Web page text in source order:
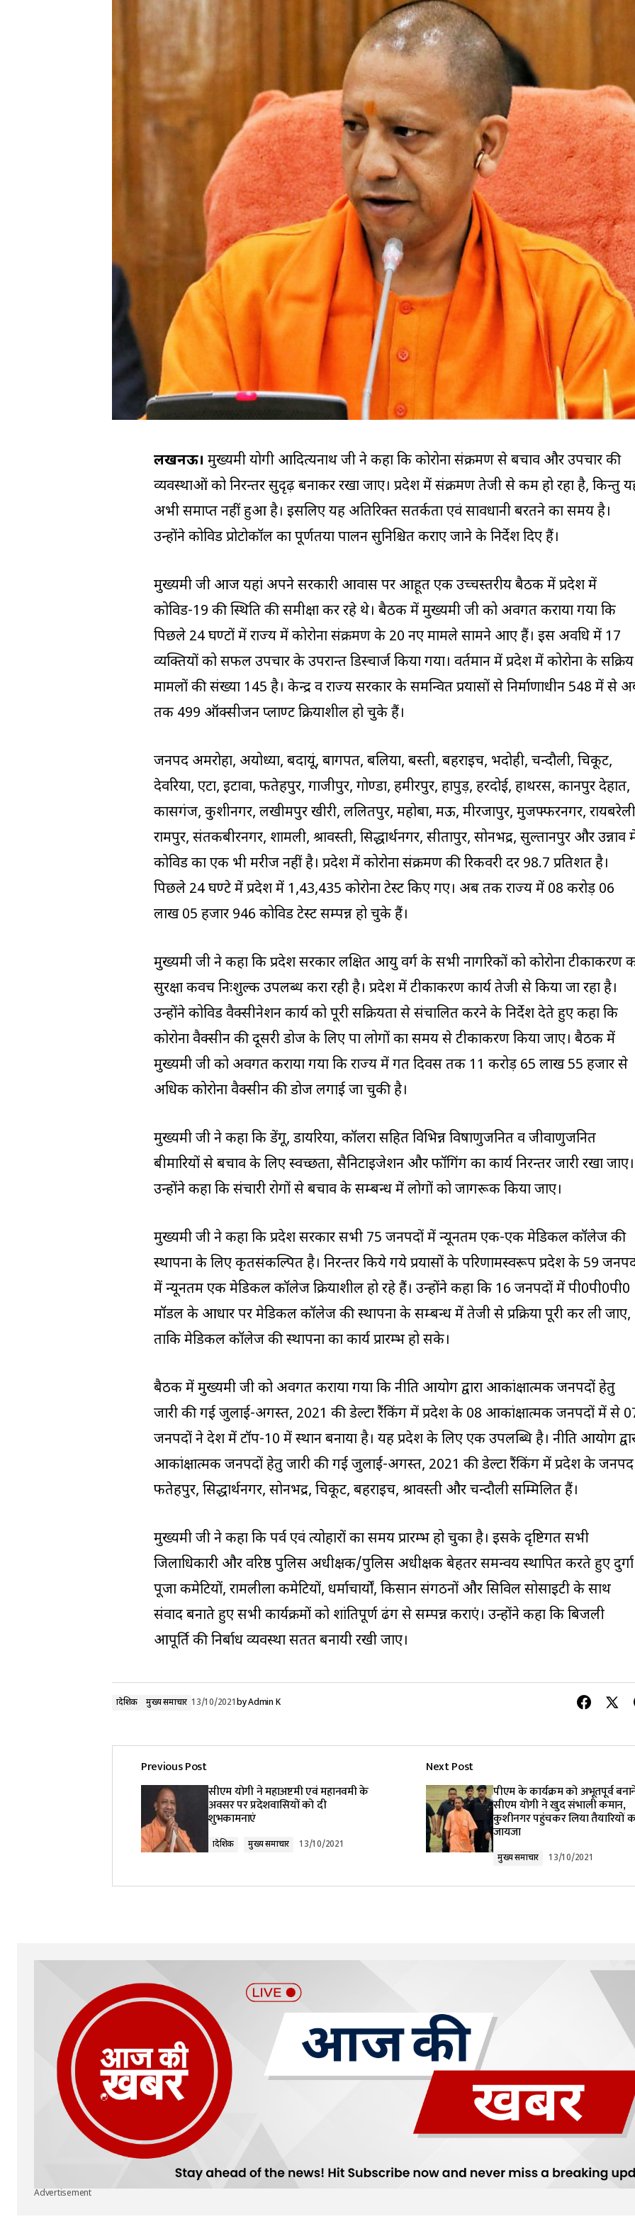
लखनऊ। मुख्यमंत्री योगी आदित्यनाथ जी ने कहा कि कोरोना संक्रमण से बचाव और उपचार की
व्यवस्थाओं को निरन्तर सुदृढ़ बनाकर रखा जाए। प्रदेश में संक्रमण तेजी से कम हो रहा है, किन्तु
अभी समाप्त नहीं हुआ है। इसलिए यह अतिरिक्त सतर्कता एवं सावधानी बरतने का समय है।
उन्होंने कोविड प्रोटोकॉल का पूर्णतया पालन सुनिश्चित कराए जाने के निर्देश दिए हैं।
मुख्यमंत्री जी आज यहां अपने सरकारी आवास पर आहूत एक उच्चस्तरीय बैठक में प्रदेश में
कोविड-19 की स्थिति की समीक्षा कर रहे थे। बैठक में मुख्यमंत्री जी को अवगत कराया गया कि
पिछले 24 घण्टों में राज्य में कोरोना संक्रमण के 20 नए मामले सामने आए हैं। इस अवधि में 17
व्यक्तियों को सफल उपचार के उपरान्त डिस्चार्ज किया गया। वर्तमान में प्रदेश में कोरोना के सक्रिय
मामलों की संख्या 145 है। केन्द्र व राज्य सरकार के समन्वित प्रयासों से निर्माणाधीन 548 में से
तक 499 ऑक्सीजन प्लाण्ट क्रियाशील हो चुके हैं।
जनपद अमरोहा, अयोध्या, बदायूं, बागपत, बलिया, बस्ती, बहराइच, भदोही, चन्दौली, चित्रकूट,
देवरिया, एटा, इटावा, फतेहपुर, गाजीपुर, गोण्डा, हमीरपुर, हापुड़, हरदोई, हाथरस, कानपुर देहात,
कासगंज, कुशीनगर, लखीमपुर खीरी, ललितपुर, महोबा, मऊ, मीरजापुर, मुजफ्फरनगर,
रामपुर, संतकबीरनगर, शामली, श्रावस्ती, सिद्धार्थनगर, सीतापुर, सोनभद्र, सुल्तानपुर और उन्नाव
कोविड का एक भी मरीज नहीं है। प्रदेश में कोरोना संक्रमण की रिकवरी दर 98.7 प्रतिशत है।
पिछले 24 घण्टे में प्रदेश में 1,43,435 कोरोना टेस्ट किए गए। अब तक राज्य में 08 करोड़ 06
लाख 05 हजार 946 कोविड टेस्ट सम्पन्न हो चुके हैं।
मुख्यमंत्री जी ने कहा कि प्रदेश सरकार लक्षित आयु वर्ग के सभी नागरिकों को कोरोना टीकाकरण
सुरक्षा कवच निःशुल्क उपलब्ध करा रही है। प्रदेश में टीकाकरण कार्य तेजी से किया जा रहा है।
उन्होंने कोविड वैक्सीनेशन कार्य को पूरी सक्रियता से संचालित करने के निर्देश देते हुए कहा कि
कोरोना वैक्सीन की दूसरी डोज के लिए पात्र लोगों का समय से टीकाकरण किया जाए। बैठक में
मुख्यमंत्री जी को अवगत कराया गया कि राज्य में गत दिवस तक 11 करोड़ 65 लाख 55 हजार से
अधिक कोरोना वैक्सीन की डोज लगाई जा चुकी है।
मुख्यमंत्री जी ने कहा कि डेंगू, डायरिया, कॉलरा सहित विभिन्न विषाणुजनित व जीवाणुजनित
बीमारियों से बचाव के लिए स्वच्छता, सैनिटाइजेशन और फॉगिंग का कार्य निरन्तर जारी रखा जाए।
उन्होंने कहा कि संचारी रोगों से बचाव के सम्बन्ध में लोगों को जागरूक किया जाए।
मुख्यमंत्री जी ने कहा कि प्रदेश सरकार सभी 75 जनपदों में न्यूनतम एक-एक मेडिकल कॉलेज की
स्थापना के लिए कृतसंकल्पित है। निरन्तर किये गये प्रयासों के परिणामस्वरूप प्रदेश के 59
में न्यूनतम एक मेडिकल कॉलेज क्रियाशील हो रहे हैं। उन्होंने कहा कि 16 जनपदों में पी0पी0पी0
मॉडल के आधार पर मेडिकल कॉलेज की स्थापना के सम्बन्ध में तेजी से प्रक्रिया पूरी कर ली जाए,
ताकि मेडिकल कॉलेज की स्थापना का कार्य प्रारम्भ हो सके।
बैठक में मुख्यमंत्री जी को अवगत कराया गया कि नीति आयोग द्वारा आकांक्षात्मक जनपदों हेतु
जारी की गई जुलाई-अगस्त, 2021 की डेल्टा रैंकिंग में प्रदेश के 08 आकांक्षात्मक जनपदों में से
जनपदों ने देश में टॉप-10 में स्थान बनाया है। यह प्रदेश के लिए एक उपलब्धि है। नीति आयोग
आकांक्षात्मक जनपदों हेतु जारी की गई जुलाई-अगस्त, 2021 की डेल्टा रैंकिंग में प्रदेश के जनपद
फतेहपुर, सिद्धार्थनगर, सोनभद्र, चित्रकूट, बहराइच, श्रावस्ती और चन्दौली सम्मिलित हैं।
मुख्यमंत्री जी ने कहा कि पर्व एवं त्योहारों का समय प्रारम्भ हो चुका है। इसके दृष्टिगत सभी
जिलाधिकारी और वरिष्ठ पुलिस अधीक्षक/पुलिस अधीक्षक बेहतर समन्वय स्थापित करते हुए दुर्गा
पूजा कमेटियों, रामलीला कमेटियों, धर्माचार्यों, किसान संगठनों और सिविल सोसाइटी के साथ
संवाद बनाते हुए सभी कार्यक्रमों को शांतिपूर्ण ढंग से सम्पन्न कराएं। उन्होंने कहा कि बिजली
आपूर्ति की निर्बाध व्यवस्था सतत बनायी रखी जाए।
प्रादेशिक मुख्य समाचार 13/10/2021byAdmin K
Previous Post
सीएम योगी ने महाअष्टमी एवं महानवमी के
अवसर पर प्रदेशवासियों को दी
शुभकामनाएं
प्रादेशिक मुख्य समाचार 13/10/2021
Next Post
पीएम के कार्यक्रम को अभूतपूर्व
सीएम योगी ने खुद संभाली कमान,
कुशीनगर पहुंचकर लिया तैयारियों
जायजा
मुख्य समाचार 13/10/2021
Advertisement